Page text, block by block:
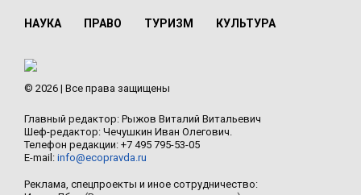
НАУКА ПРАВО ТУРИЗМ КУЛЬТУРА
© 2026 | Все права защищены
Главный редактор: Рыжов Виталий Витальевич
Шеф-редактор: Чечушкин Иван Олегович.
Телефон редакции: +7 495 795-53-05
E-mail: info@ecopravda.ru
Реклама, спецпроекты и иное сотрудничество: